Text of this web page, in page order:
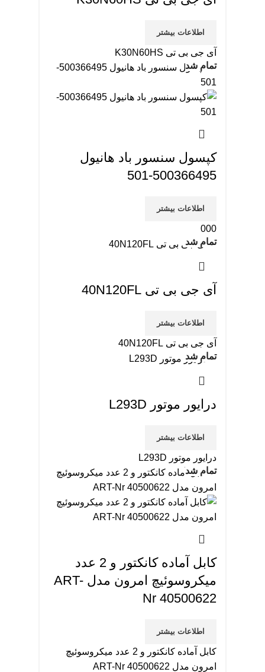
اطلاعات بیشتر
آی جی بی تی K30N60HS
تمام شد
کپسول سنسور باد هانیول
500366495-501
اطلاعات بیشتر
000
تمام شد
آی جی بی تی 40N120FL
اطلاعات بیشتر
آی جی بی تی 40N120FL
تمام شد
درایور موتور L293D
اطلاعات بیشتر
درایور موتور L293D
تمام شد
کابل آماده کانکتور و 2 عدد
میکروسوئیچ امرون مدل ART-
Nr 40500622
اطلاعات بیشتر
کابل آماده کانکتور و 2 عدد میکروسوئیچ
امرون مدل ART-Nr 40500622